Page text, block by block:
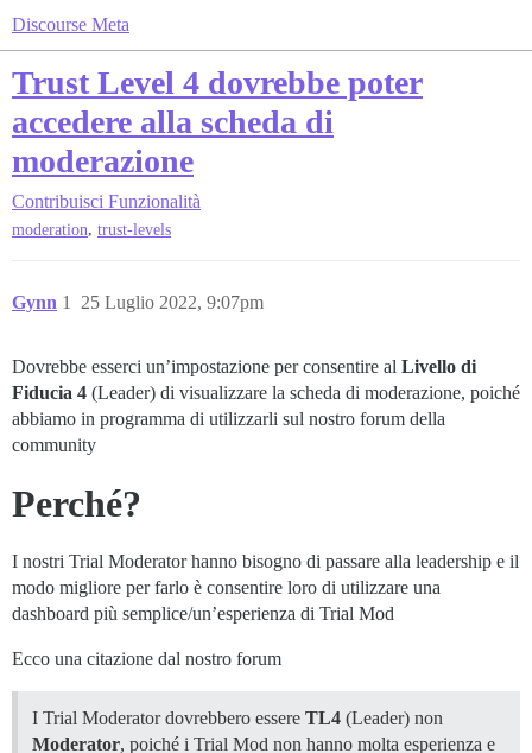
Discourse Meta
Trust Level 4 dovrebbe poter
accedere alla scheda di
moderazione
Contribuisci Funzionalità
moderation, trust-levels
Gynn 25 Luglio 2022, 9:07pm
1
Dovrebbe esserci un’impostazione per consentire al Livello di
Fiducia 4 (Leader) di visualizzare la scheda di moderazione, poiché
abbiamo in programma di utilizzarli sul nostro forum della
community
Perché?
I nostri Trial Moderator hanno bisogno di passare alla leadership e il
modo migliore per farlo è consentire loro di utilizzare una
dashboard più semplice/un’esperienza di Trial Mod
Ecco una citazione dal nostro forum
I Trial Moderator dovrebbero essere TL4 (Leader) non
Moderator, poiché i Trial Mod non hanno molta esperienza e